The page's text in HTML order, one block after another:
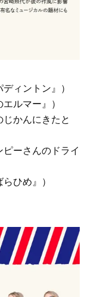
ィントン』）
ルマー』）
かんにきたと
ーさんのドライ
ひめ』）